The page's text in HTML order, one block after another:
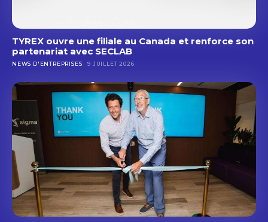
TYREX ouvre une filiale au Canada et renforce son
partenariat avec SECLAB
NEWS D'ENTREPRISES 9 JUILLET 2026